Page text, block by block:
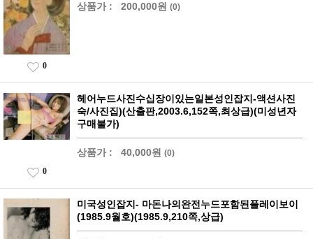
상품가 : 200,000원 (0)
0
헤어누드사진수십장이있는일본성인잡지-액션사진
숙/사진집)(산출판,2003.6,152쪽,최상급)(미성년자
구매불가)
상품가 : 40,000원 (0)
0
미국성인잡지- 마돈나의완전누드포함된플레이보이
(1985.9월호)(1985.9,210쪽,상급)